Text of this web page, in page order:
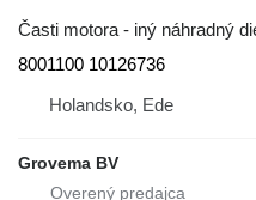
Časti motora - iný náhradný
8001100 10126736
Holandsko, Ede
Grovema BV